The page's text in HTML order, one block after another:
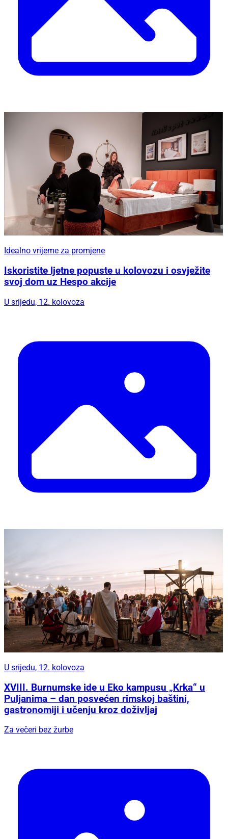
Idealno vrijeme za promjene
Iskoristite ljetne popuste u kolovozu i osvježite
svoj dom uz Hespo akcije
U srijedu, 12. kolovoza
U srijedu, 12. kolovoza
XVIII. Burnumske ide u Eko kampusu „Krka“ u
Puljanima – dan posvećen rimskoj baštini,
gastronomiji i učenju kroz doživljaj
Za večeri bez žurbe